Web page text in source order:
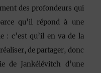
des profondeurs qui
qu’il répond à une
: c’est qu’il en va de la
de partager, donc
de Jankélévitch d’une